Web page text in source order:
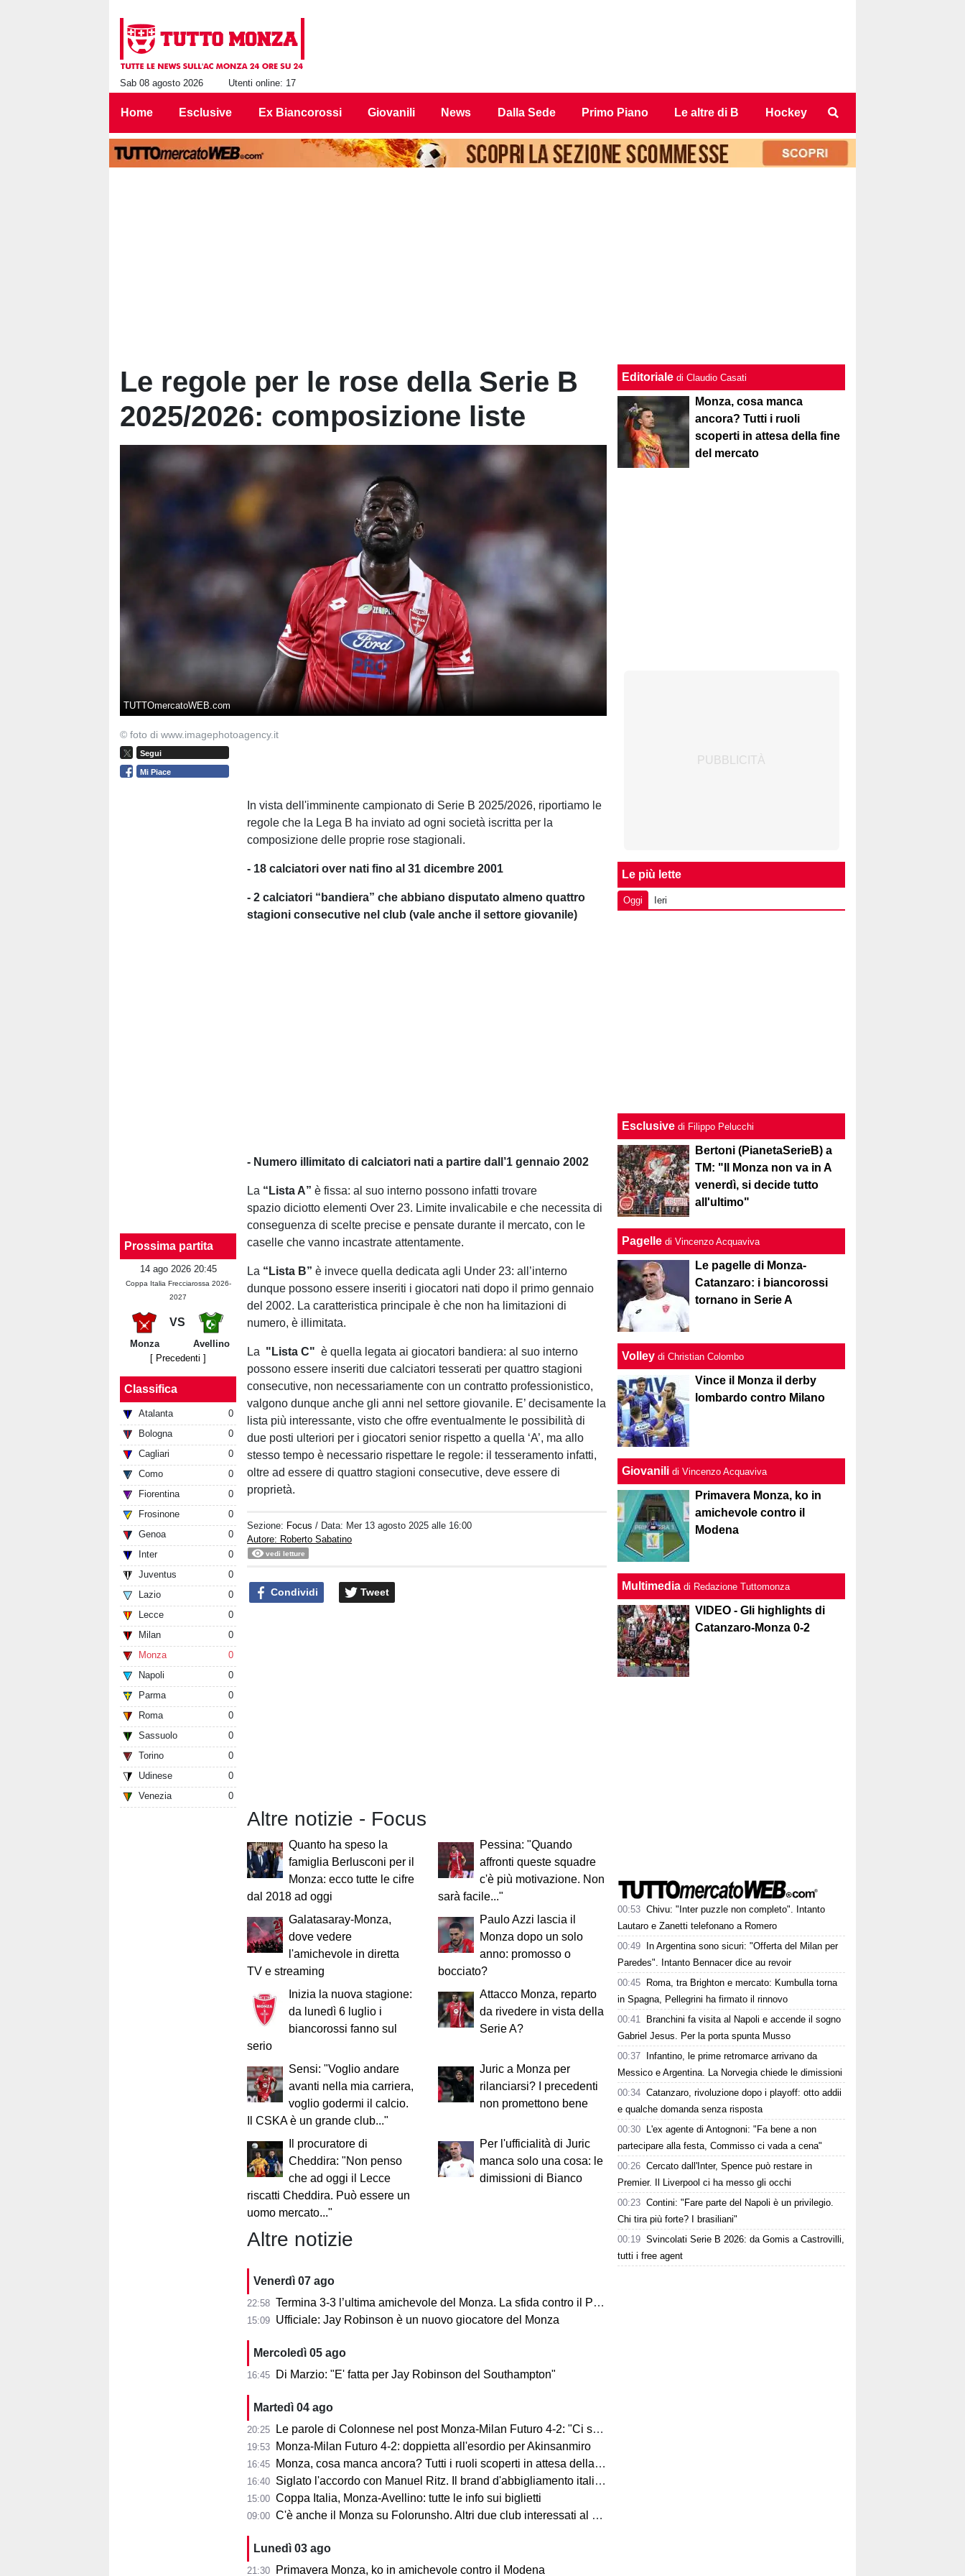
Sab 08 agosto 2026 Utenti online: 17
Home Esclusive Ex Biancorossi Giovanili News Dalla Sede Primo Piano Le altre di B Hockey
Le regole per le rose della Serie B
2025/2026: composizione liste
TUTTOmercatoWEB.com
© foto di www.imagephotoagency.it
Segui
Mi Piace
Prossima partita
14 ago 2026 20:45
Coppa Italia Frecciarossa 2026-
2027
VS
Monza
Avellino
[ Precedenti ]
Classifica
Atalanta
0
Bologna
0
Cagliari
0
Como
0
Fiorentina
0
Frosinone
0
Genoa
0
Inter
0
Juventus
0
Lazio
0
Lecce
0
Milan
0
Monza
0
Napoli
0
Parma
0
Roma
0
Sassuolo
0
Torino
0
Udinese
0
Venezia
0
In vista dell'imminente campionato di Serie B 2025/2026, riportiamo le
regole che la Lega B ha inviato ad ogni società iscritta per la
composizione delle proprie rose stagionali.
- 18 calciatori over nati fino al 31 dicembre 2001
- 2 calciatori “bandiera” che abbiano disputato almeno quattro
stagioni consecutive nel club (vale anche il settore giovanile)
- Numero illimitato di calciatori nati a partire dall’1 gennaio 2002
La “Lista A” è fissa: al suo interno possono infatti trovare
spazio diciotto elementi Over 23. Limite invalicabile e che necessita di
conseguenza di scelte precise e pensate durante il mercato, con le
caselle che vanno incastrate attentamente.
La “Lista B”è invece quella dedicata agli Under 23: all’interno
dunque possono essere inseriti i giocatori nati dopo il primo gennaio
del 2002. La caratteristica principale è che non ha limitazioni di
numero, è illimitata.
La "Lista C" è quella legata ai giocatori bandiera: al suo interno
possono essere inseriti due calciatori tesserati per quattro stagioni
consecutive, non necessariamente con un contratto professionistico,
valgono dunque anche gli anni nel settore giovanile. E’ decisamente la
lista più interessante, visto che offre eventualmente le possibilità di
due posti ulteriori per i giocatori senior rispetto a quella ‘A’, ma allo
stesso tempo è necessario rispettare le regole: il tesseramento infatti,
oltre ad essere di quattro stagioni consecutive, deve essere di
proprietà.
Sezione: Focus / Data: Mer 13 agosto 2025 alle 16:00
Autore: Roberto Sabatino
vedi letture
Condividi Tweet
Altre notizie - Focus
Quanto ha speso la
famiglia Berlusconi per il
Monza: ecco tutte le cifre
dal 2018 ad oggi
Pessina: "Quando
affronti queste squadre
c'è più motivazione. Non
sarà facile..."
Galatasaray-Monza,
dove vedere
l'amichevole in diretta
TV e streaming
Paulo Azzi lascia il
Monza dopo un solo
anno: promosso o
bocciato?
Inizia la nuova stagione:
da lunedì 6 luglio i
biancorossi fanno sul
serio
Attacco Monza, reparto
da rivedere in vista della
Serie A?
Sensi: "Voglio andare
avanti nella mia carriera,
voglio godermi il calcio.
Il CSKA è un grande club..."
Juric a Monza per
rilanciarsi? I precedenti
non promettono bene
Il procuratore di
Cheddira: "Non penso
che ad oggi il Lecce
riscatti Cheddira. Può essere un
uomo mercato..."
Per l'ufficialità di Juric
manca solo una cosa: le
dimissioni di Bianco
Altre notizie
Venerdì 07 ago
22:58 Termina 3-3 l’ultima amichevole del Monza. La sfida contro il Padova si concentra nella ripresa.
15:09 Ufficiale: Jay Robinson è un nuovo giocatore del Monza
Mercoledì 05 ago
16:45 Di Marzio: "E' fatta per Jay Robinson del Southampton"
Martedì 04 ago
20:25 Le parole di Colonnese nel post Monza-Milan Futuro 4-2: "Ci sentiamo importanti"
19:53 Monza-Milan Futuro 4-2: doppietta all'esordio per Akinsanmiro
16:45 Monza, cosa manca ancora? Tutti i ruoli scoperti in attesa della fine del mercato
16:40 Siglato l'accordo con Manuel Ritz. Il brand d'abbigliamento italiano vestirà il Monza
15:00 Coppa Italia, Monza-Avellino: tutte le info sui biglietti
09:00 C'è anche il Monza su Folorunsho. Altri due club interessati al giocatore
Lunedì 03 ago
21:30 Primavera Monza, ko in amichevole contro il Modena
Editoriale di Claudio Casati
Monza, cosa manca
ancora? Tutti i ruoli
scoperti in attesa della fine
del mercato
Le più lette
Oggi Ieri
Esclusive di Filippo Pelucchi
Bertoni (PianetaSerieB) a
TM: "Il Monza non va in A
venerdì, si decide tutto
all'ultimo"
Pagelle di Vincenzo Acquaviva
Le pagelle di Monza-
Catanzaro: i biancorossi
tornano in Serie A
Volley di Christian Colombo
Vince il Monza il derby
lombardo contro Milano
Giovanili di Vincenzo Acquaviva
Primavera Monza, ko in
amichevole contro il
Modena
Multimedia di Redazione Tuttomonza
VIDEO - Gli highlights di
Catanzaro-Monza 0-2
00:53 Chivu: "Inter puzzle non completo". Intanto
Lautaro e Zanetti telefonano a Romero
00:49
In Argentina sono sicuri: "Offerta del Milan per
Paredes". Intanto Bennacer dice au revoir
00:45
Roma, tra Brighton e mercato: Kumbulla torna
in Spagna, Pellegrini ha firmato il rinnovo
00:41
Branchini fa visita al Napoli e accende il sogno
Gabriel Jesus. Per la porta spunta Musso
00:37
Infantino, le prime retromarce arrivano da
Messico e Argentina. La Norvegia chiede le dimissioni
00:34 Catanzaro, rivoluzione dopo i playoff: otto addii
e qualche domanda senza risposta
00:30
L'ex agente di Antognoni: "Fa bene a non
partecipare alla festa, Commisso ci vada a cena"
00:26 Cercato dall'Inter, Spence può restare in
Premier. Il Liverpool ci ha messo gli occhi
00:23 Contini: "Fare parte del Napoli è un privilegio.
Chi tira più forte? I brasiliani"
00:19 Svincolati Serie B 2026: da Gomis a Castrovilli,
tutti i free agent